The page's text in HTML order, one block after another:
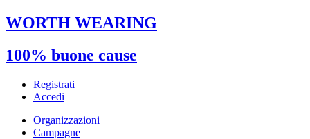
WORTH WEARING
100% buone cause
Registrati
Accedi
Organizzazioni
Campagne